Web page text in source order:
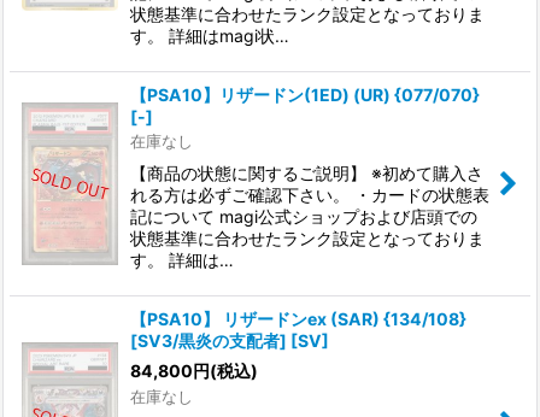
状態基準に合わせたランク設定となっておりま
す。 詳細はmagi状…
【PSA10】リザードン(1ED) (UR) {077/070}
[-]
在庫なし
【商品の状態に関するご説明】 ※初めて購入さ
れる方は必ずご確認下さい。 ・カードの状態表
記について magi公式ショップおよび店頭での
状態基準に合わせたランク設定となっておりま
す。 詳細は…
【PSA10】 リザードンex (SAR) {134/108}
[SV3/黒炎の支配者] [SV]
84,800円(税込)
在庫なし